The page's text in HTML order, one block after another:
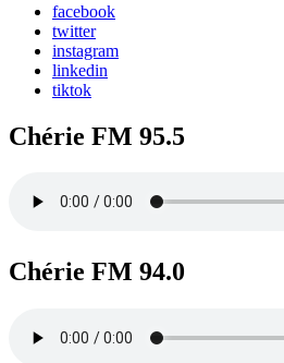
facebook
twitter
instagram
linkedin
tiktok
Chérie FM 95.5
Chérie FM 94.0